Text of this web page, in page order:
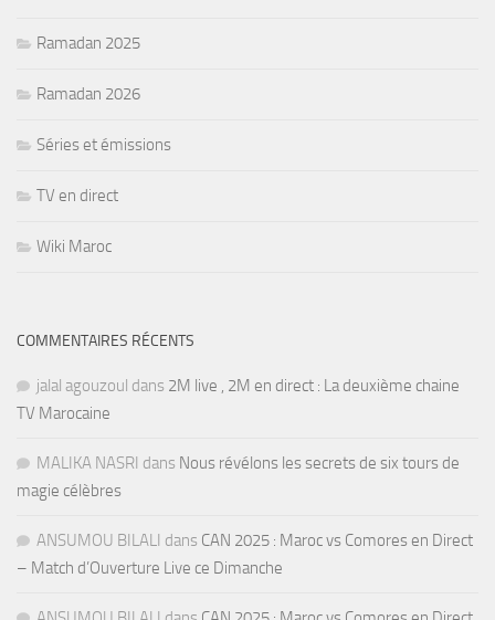
Ramadan 2025
Ramadan 2026
Séries et émissions
TV en direct
Wiki Maroc
COMMENTAIRES RÉCENTS
jalal agouzoul dans 2M live , 2M en direct : La deuxième chaine
TV Marocaine
MALIKA NASRI dans Nous révélons les secrets de six tours de
magie célèbres
ANSUMOU BILALI dans CAN 2025 : Maroc vs Comores en Direct
– Match d’Ouverture Live ce Dimanche